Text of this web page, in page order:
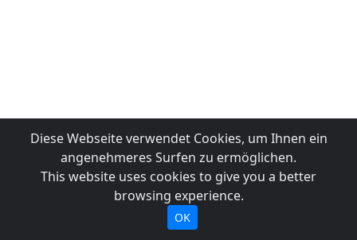
Diese Webseite verwendet Cookies, um Ihnen ein
angenehmeres Surfen zu ermöglichen.
This website uses cookies to give you a better
browsing experience.
OK